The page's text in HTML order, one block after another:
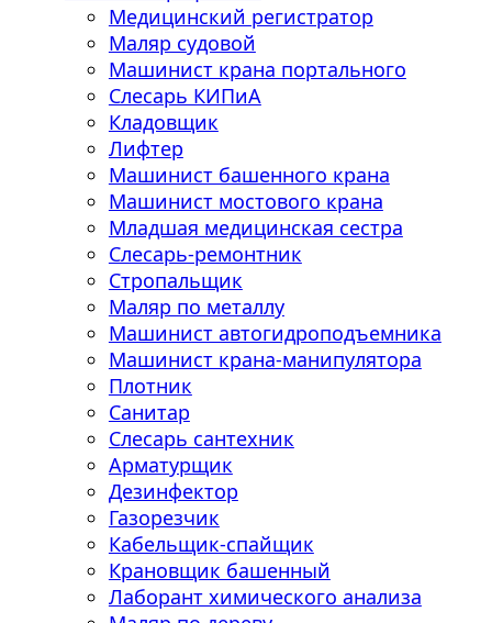
Медицинский регистратор
Маляр судовой
Машинист крана портального
Слесарь КИПиА
Кладовщик
Лифтер
Машинист башенного крана
Машинист мостового крана
Младшая медицинская сестра
Слесарь-ремонтник
Стропальщик
Маляр по металлу
Машинист автогидроподъемника
Машинист крана-манипулятора
Плотник
Санитар
Слесарь сантехник
Арматурщик
Дезинфектор
Газорезчик
Кабельщик-спайщик
Крановщик башенный
Лаборант химического анализа